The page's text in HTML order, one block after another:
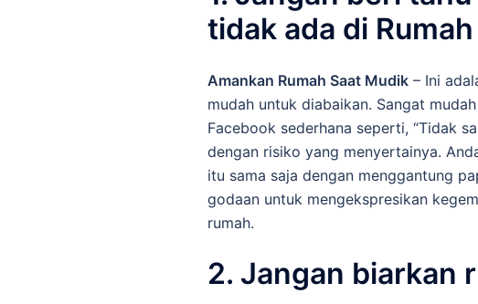
tidak ada di Rumah
Amankan Rumah Saat Mudik – Ini
mudah untuk diabaikan. Sangat
Facebook sederhana seperti, “Tidak
dengan risiko yang menyertainya.
itu sama saja dengan menggantung
godaan untuk mengekspresikan
rumah.
2. Jangan biarkan